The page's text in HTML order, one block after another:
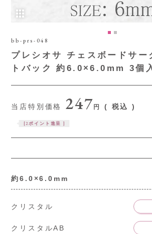
bb-prs-048
プレシオサ チェスボードサー
トバック 約6.0×6.0mm 3個
当店特別価格 247 税込
[2ポイント進呈 ]
約6.0×6.0mm
クリスタル
クリスタルAB